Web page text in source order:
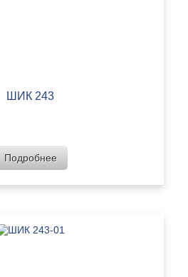
ШИК 243
Подробнее